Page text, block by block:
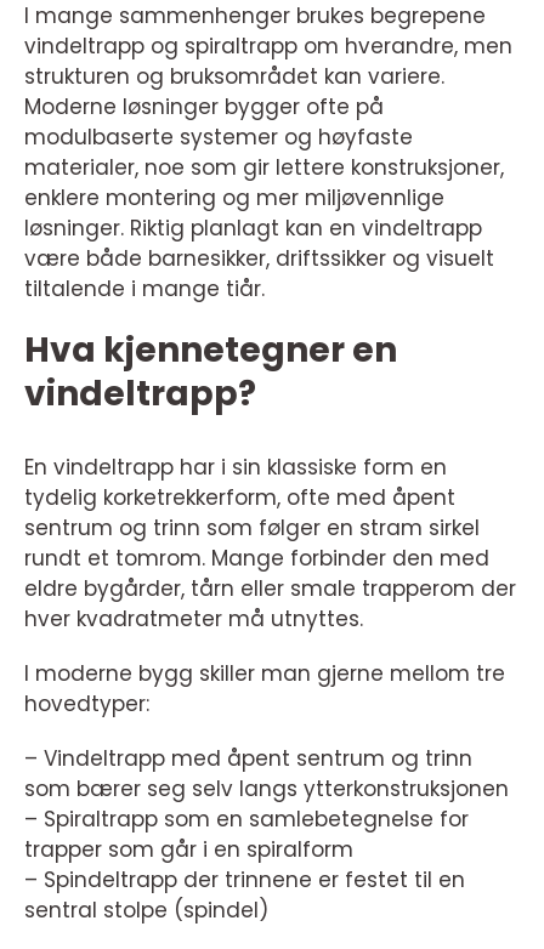
I mange sammenhenger brukes begrepene
vindeltrapp og spiraltrapp om hverandre, men
strukturen og bruksområdet kan variere.
Moderne løsninger bygger ofte på
modulbaserte systemer og høyfaste
materialer, noe som gir lettere konstruksjoner,
enklere montering og mer miljøvennlige
løsninger. Riktig planlagt kan en vindeltrapp
være både barnesikker, driftssikker og visuelt
tiltalende i mange tiår.
Hva kjennetegner en
vindeltrapp?
En vindeltrapp har i sin klassiske form en
tydelig korketrekkerform, ofte med åpent
sentrum og trinn som følger en stram sirkel
rundt et tomrom. Mange forbinder den med
eldre bygårder, tårn eller smale trapperom der
hver kvadratmeter må utnyttes.
I moderne bygg skiller man gjerne mellom tre
hovedtyper:
– Vindeltrapp med åpent sentrum og trinn
som bærer seg selv langs ytterkonstruksjonen
– Spiraltrapp som en samlebetegnelse for
trapper som går i en spiralform
– Spindeltrapp der trinnene er festet til en
sentral stolpe (spindel)